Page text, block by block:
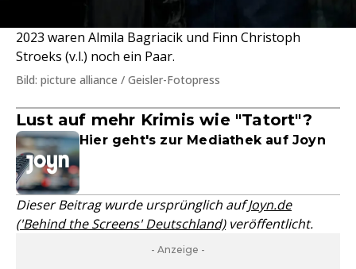
2023 waren Almila Bagriacik und Finn Christoph
Stroeks (v.l.) noch ein Paar.
Bild: picture alliance / Geisler-Fotopress
Lust auf mehr Krimis wie "Tatort"?
Hier geht's zur Mediathek auf Joyn
Dieser Beitrag wurde ursprünglich aufJoyn.de
('Behind the Screens' Deutschland)veröffentlicht.
- Anzeige -